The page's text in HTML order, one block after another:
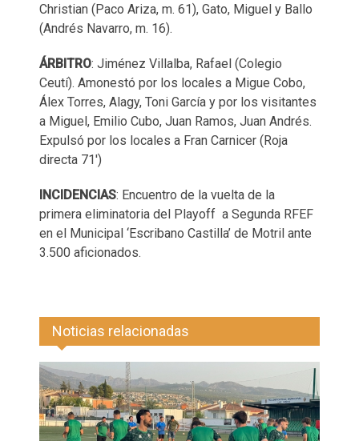
Christian (Paco Ariza, m. 61), Gato, Miguel y Ballo
(Andrés Navarro, m. 16).
ÁRBITRO: Jiménez Villalba, Rafael (Colegio
Ceutí). Amonestó por los locales a Migue Cobo,
Álex Torres, Alagy, Toni García y por los visitantes
a Miguel, Emilio Cubo, Juan Ramos, Juan Andrés.
Expulsó por los locales a Fran Carnicer (Roja
directa 71')
INCIDENCIAS: Encuentro de la vuelta de la
primera eliminatoria del Playoff a Segunda RFEF
en el Municipal ‘Escribano Castilla’ de Motril ante
3.500 aficionados.
Noticias relacionadas